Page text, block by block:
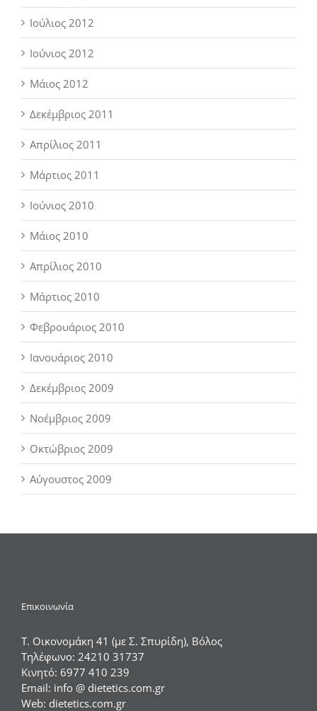
Ιούλιος 2012
Ιούνιος 2012
Μάιος 2012
Δεκέμβριος 2011
Απρίλιος 2011
Μάρτιος 2011
Ιούνιος 2010
Μάιος 2010
Απρίλιος 2010
Μάρτιος 2010
Φεβρουάριος 2010
Ιανουάριος 2010
Δεκέμβριος 2009
Νοέμβριος 2009
Οκτώβριος 2009
Αύγουστος 2009
Επικοινωνία
Τ. Οικονομάκη 41 (με Σ. Σπυρίδη), Βόλος
Τηλέφωνο: 24210 31737
Κινητό: 6977 410 239
Email: info @ dietetics.com.gr
Web: dietetics.com.gr